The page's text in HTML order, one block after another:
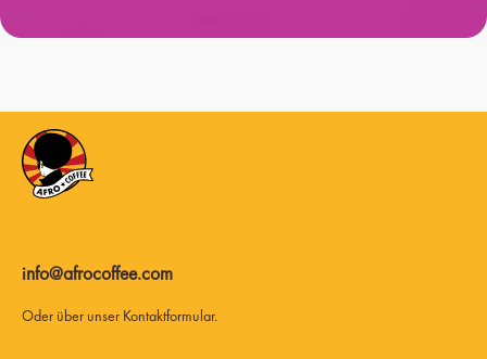
info@afrocoffee.com
Oder über unser Kontaktformular.